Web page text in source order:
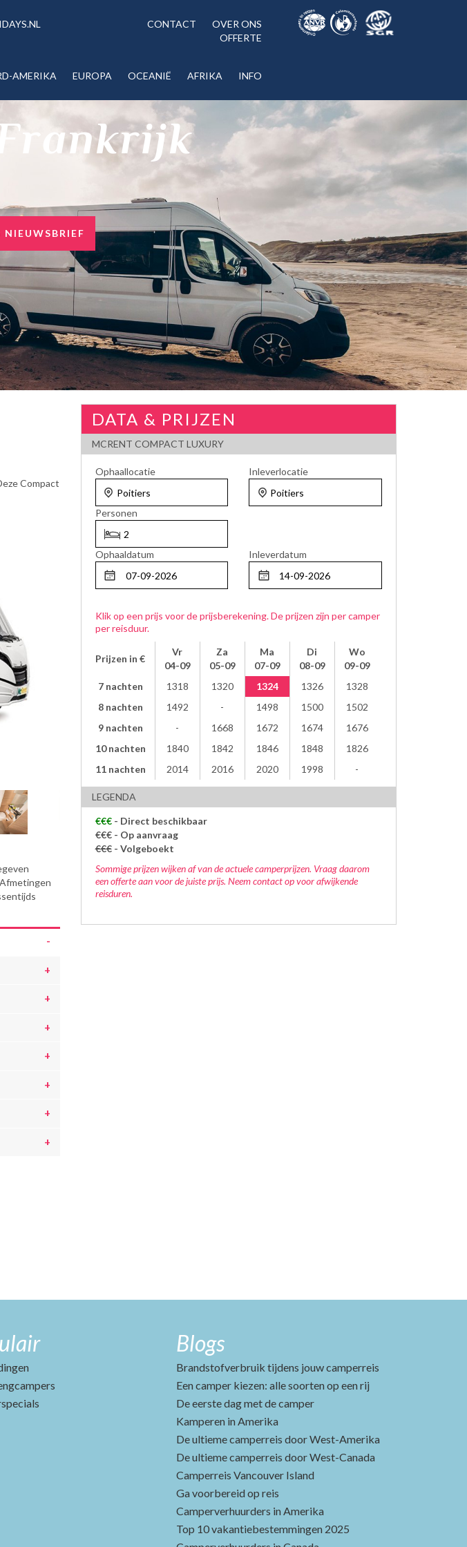
CONTACT
OVER ONS
OFFERTE
AMERIKA EUROPA OCEANIË AFRIKA INFO
Compact
DATA & PRIJZEN
MCRENT COMPACT LUXURY
Ophaallocatie Inleverlocatie
Personen
Ophaaldatum Inleverdatum
Klik op een prijs voor de prijsberekening. De prijzen zijn per camper
per reisduur.
Prijzen in €
Vr
04-09
Za
05-09
Ma
07-09
Di
08-09
Wo
09-09
7 nachten
1318 1320 1324 1326
1328
8 nachten
1492 1498 1500
1502
9 nachten
1668 1672 1674
1676
10 nachten
1840 1842 1846 1848
1826
11 nachten
2014 2016 2020 1998
LEGENDA
€€€- Direct beschikbaar
€€€- Op aanvraag
€€€- Volgeboekt
Sommige prijzen wijken af van de actuele camperprijzen. Vraag daarom
een offerte aan voor de juiste prijs. Neem contact op voor afwijkende
reisduren.
Blogs
Brandstofverbruik tijdens jouw camperreis
Een camper kiezen: alle soorten op een rij
De eerste dag met de camper
Kamperen in Amerika
De ultieme camperreis door West-Amerika
De ultieme camperreis door West-Canada
Camperreis Vancouver Island
Ga voorbereid op reis
Camperverhuurders in Amerika
Top 10 vakantiebestemmingen 2025